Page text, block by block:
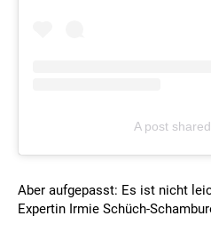
A post
Aber aufgepasst: Es ist nicht
Expertin Irmie Schüch-